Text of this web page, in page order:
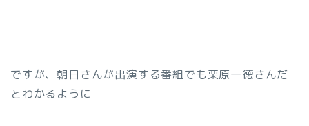
ですが、朝日さんが出演する番組でも栗原一徳さんだ
とわかるように